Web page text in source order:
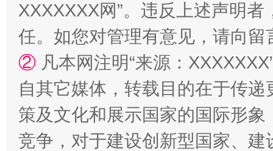
“蜀中异人”王建安的艺术幻境
XXXXXXX网”。违反上述声明
任。如您对管理有意见，请向
② 凡本网注明“来源：
自其它媒体，转载目的在于传
策及文化和展示国家的国际形
竞争，对于建设创新型国家、